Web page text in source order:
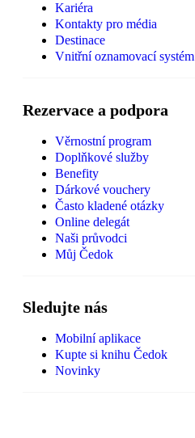
Kariéra
Kontakty pro média
Destinace
Vnitřní oznamovací systém
Rezervace a podpora
Věrnostní program
Doplňkové služby
Benefity
Dárkové vouchery
Často kladené otázky
Online delegát
Naši průvodci
Můj Čedok
Sledujte nás
Mobilní aplikace
Kupte si knihu Čedok
Novinky